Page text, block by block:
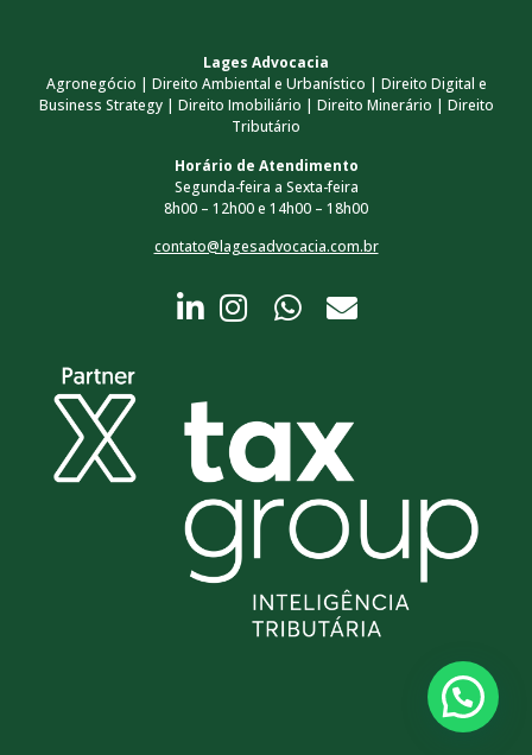
Lages Advocacia
Agronegócio | Direito Ambiental e Urbanístico | Direito Digital e
Business Strategy | Direito Imobiliário | Direito Minerário | Direito
Tributário
Horário de Atendimento
Segunda-feira a Sexta-feira
8h00 – 12h00 e 14h00 – 18h00
contato@lagesadvocacia.com.br